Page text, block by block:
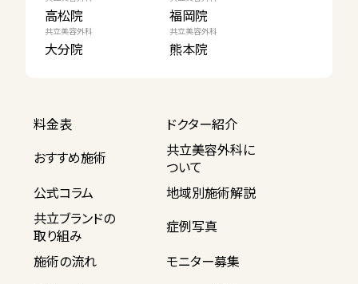
高松院 福岡院
共立美容外科
大分院
共立美容外科
熊本院
料金表
ドクター紹介
おすすめ施術
共立美容外科に
ついて
公式コラム
地域別施術解説
共立ブランドの
取り組み
症例写真
施術の流れ
モニター募集